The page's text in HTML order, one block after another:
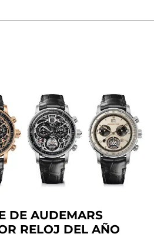
DE AUDEMARS
RELOJ DEL AÑO